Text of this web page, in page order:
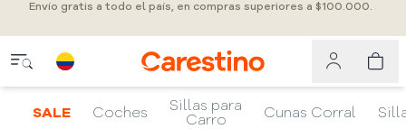
Envío gratis a todo el país, en compras superiores a $100.000.
SALE Coches
Sillas para
Carro
Cunas Corral